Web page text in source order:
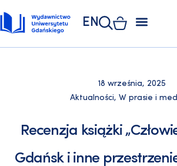
EN
18 września, 2025
Aktualności, W prasie i
Recenzja książki
Gdańsk i inne